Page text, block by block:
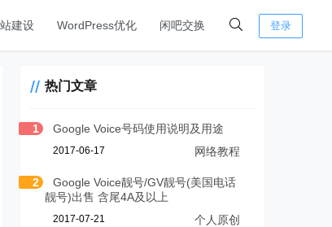
建设 WordPress优化 闲吧交换 登录
热门文章
1 Google Voice号码使用说明及用途
2017-06-17 网络教程
2
Google Voice靓号/GV靓号(美国电话
靓号)出售 含尾4A及以上
2017-07-21 个人原创